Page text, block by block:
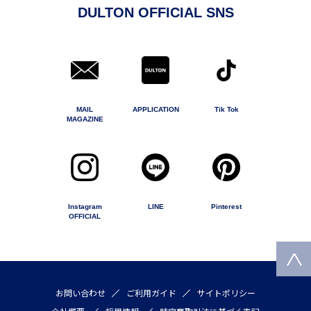
DULTON OFFICIAL SNS
MAIL
MAGAZINE
APPLICATION Tik Tok
Instagram
OFFICIAL
LINE Pinterest
お問い合わせ ご利用ガイド
サイトポリシー